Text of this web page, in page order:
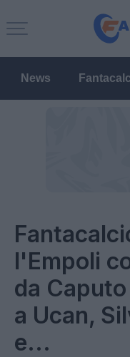
News
l'Empoli
da
a Ucan,
e...